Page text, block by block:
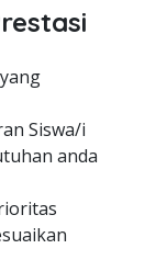
Siswa/i
anda